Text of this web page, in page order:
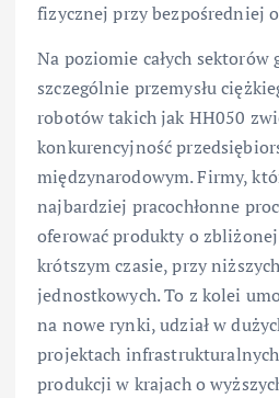
fizycznej przy bezpośredniej
Na poziomie całych sektorów
szczególnie przemysłu
robotów takich jak HH050
konkurencyjność
międzynarodowym. Firmy,
najbardziej pracochłonne
oferować produkty o
krótszym czasie, przy
jednostkowych. To z kolei
na nowe rynki, udział w
projektach
produkcji w krajach o